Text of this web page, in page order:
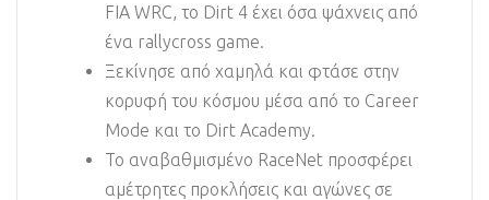
FIA WRC, το Dirt 4 έχει όσα ψάχνεις από
ένα rallycross game.
Ξεκίνησε από χαμηλά και φτάσε στην
κορυφή του κόσμου μέσα από το Career
Mode και το Dirt Academy.
Το αναβαθμισμένο RaceNet προσφέρει
αμέτρητες προκλήσεις και αγώνες σε